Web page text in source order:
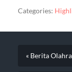
Categories:
« Berita